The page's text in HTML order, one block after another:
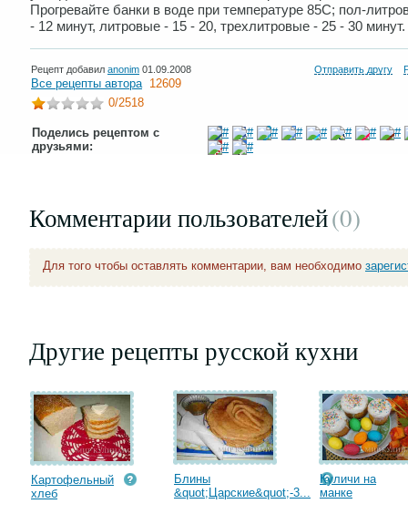
Прогревайте банки в воде при температуре 85С; пол-
- 12 минут, литровые - 15 - 20, трехлитровые - 25 - 30 минут.
Рецепт добавил anonim 01.09.2008 Отправить другу
Все рецепты автора 12609
0/2518
Поделись рецептом с
друзьями:
Комментарии пользователей(0)
Для того чтобы оставлять комментарии, вам необходимо
Другие рецепты русской кухни
Картофельный
хлеб
Блины
&quot;Царские&quot;-3...
Куличи на
манке